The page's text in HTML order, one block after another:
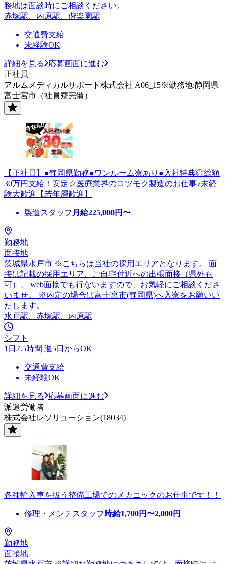
務地は面談時にご相談ください。
赤塚駅、内原駅、偕楽園駅
交通費支給
未経験OK
詳細を見る
応募画面に進む
正社員
アルムメディカルサポート株式会社 A06_15※勤務地:静岡県
富士宮市（社員寮完備）
【正社員】●静岡県勤務●ワンルーム寮あり●入社特典◎総額
30万円支給！安定☆医療業界のコツモク製造のお仕事♪未経
験大歓迎【若年層歓迎】
製造スタッフ 月給225,000円〜
勤務地
面接地
茨城県水戸市 ※こちらは当社の採用エリアとなります。 面
接は記載の採用エリア、ご自宅付近への出張面接（県外も
可）、 web面接でも行ないますので、お気軽にご相談くださ
いませ。 ※内定の場合は富士宮市(静岡県)へ入寮をお願いい
たします。
水戸駅、赤塚駅、内原駅
シフト
1日7.5時間 週5日からOK
交通費支給
未経験OK
詳細を見る
応募画面に進む
派遣労働者
株式会社レソリューション(18034)
各種輸入車を扱う整備工場でのメカニックのお仕事です！！
修理・メンテスタッフ 時給1,700円〜2,000円
勤務地
面接地